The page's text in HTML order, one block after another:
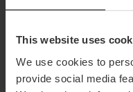
This website uses
We use cookies to
provide social media